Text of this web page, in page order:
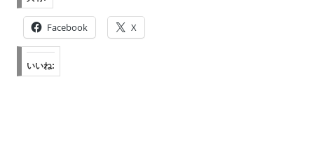
Facebook X
いいね: